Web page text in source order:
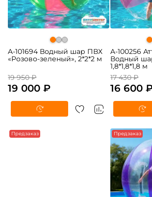
A-101694 Водный шар ПВХ
«Розово-зеленый», 2*2*2 м
19 950 ₽
19 000 ₽
A-100256
Водный
1,8*1,8*1,8 м
17 430 ₽
16 600
-5% Предзаказ -5%